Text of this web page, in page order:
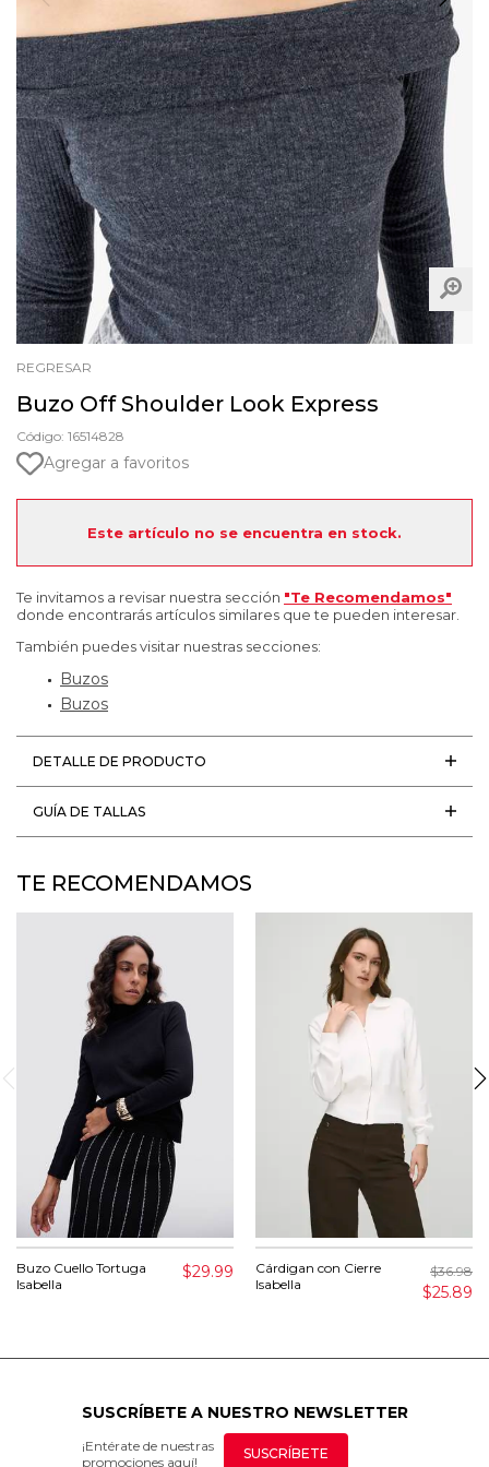
REGRESAR
Buzo Off Shoulder Look Express
Código: 16514828
Agregar a favoritos
Este artículo no se encuentra en stock.
Te invitamos a revisar nuestra sección "Te Recomendamos"
donde encontrarás artículos similares que te pueden interesar.
También puedes visitar nuestras secciones:
Buzos
Buzos
DETALLE DE PRODUCTO
GUÍA DE TALLAS
TE RECOMENDAMOS
Buzo Cuello Tortuga
Isabella
$29.99
Cárdigan con Cierre
Isabella
$36.98
$25.89
SUSCRÍBETE A NUESTRO NEWSLETTER
¡Entérate de nuestras
promociones aquí!
SUSCRÍBETE